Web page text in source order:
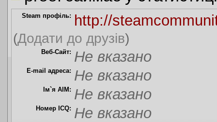
Steam профіль: http://
(Додати до друзів)
Веб-Сайт: Не вказано
E-mail адреса: Не вказано
Ім`я AIM: Не вказано
Номер ICQ: Не вказано